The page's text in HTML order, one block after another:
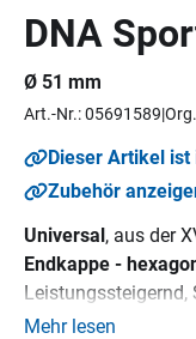
DNA
Ø 51 mm
Art.-Nr.: 05691589
Dieser Artikel
Zubehör
Universal, aus der
Endkappe -
Leistungssteigernd,
Die Pflege bzw.
Mehr lesen